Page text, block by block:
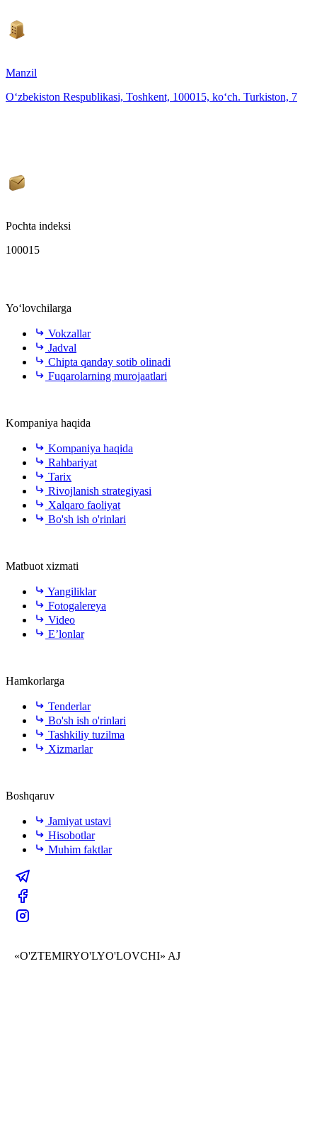
Manzil
O‘zbekiston Respublikasi, Toshkent, 100015, ko‘ch. Turkiston, 7
Pochta indeksi
100015
Yo‘lovchilarga
Vokzallar
Jadval
Chipta qanday sotib olinadi
Fuqarolarning murojaatlari
Kompaniya haqida
Kompaniya haqida
Rahbariyat
Tarix
Rivojlanish strategiyasi
Xalqaro faoliyat
Bo'sh ish o'rinlari
Matbuot xizmati
Yangiliklar
Fotogalereya
Video
E’lonlar
Hamkorlarga
Tenderlar
Bo'sh ish o'rinlari
Tashkiliy tuzilma
Xizmarlar
Boshqaruv
Jamiyat ustavi
Hisobotlar
Muhim faktlar
«O'ZTEMIRYO'LYO'LOVCHI» AJ